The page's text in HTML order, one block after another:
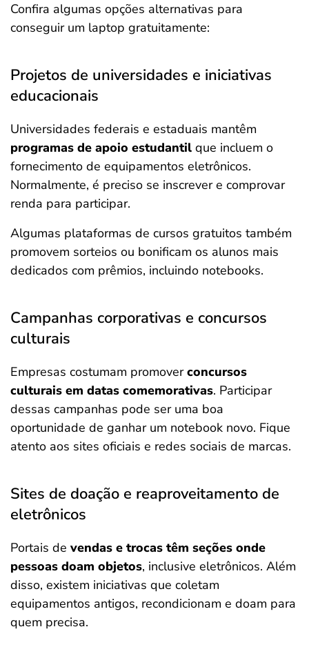
Confira algumas opções alternativas para
conseguir um laptop gratuitamente:
Projetos de universidades e iniciativas
educacionais
Universidades federais e estaduais mantêm
programas de apoio estudantil que incluem o
fornecimento de equipamentos eletrônicos.
Normalmente, é preciso se inscrever e comprovar
renda para participar.
Algumas plataformas de cursos gratuitos também
promovem sorteios ou bonificam os alunos mais
dedicados com prêmios, incluindo notebooks.
Campanhas corporativas e concursos
culturais
Empresas costumam promoverconcursos
culturais em datas comemorativas. Participar
dessas campanhas pode ser uma boa
oportunidade de ganhar um notebook novo. Fique
atento aos sites oficiais e redes sociais de marcas.
Sites de doação e reaproveitamento de
eletrônicos
Portais de vendas e trocas têm seções onde
pessoas doam objetos, inclusive eletrônicos. Além
disso, existem iniciativas que coletam
equipamentos antigos, recondicionam e doam para
quem precisa.